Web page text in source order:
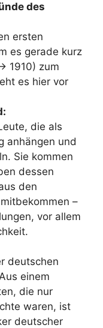
des
ersten
es gerade kurz
1910) zum
es hier vor
die als
anhängen und
Sie kommen
dessen
den
–
vor allem
deutschen
einem
die nur
waren, ist
deutscher